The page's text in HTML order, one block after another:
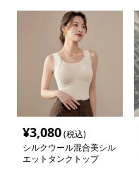
¥3,080(税込)
シルクウール混合美シル
エットタンクトップ